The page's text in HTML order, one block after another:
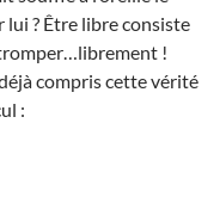
? Être libre consiste
!
compris cette vérité
: